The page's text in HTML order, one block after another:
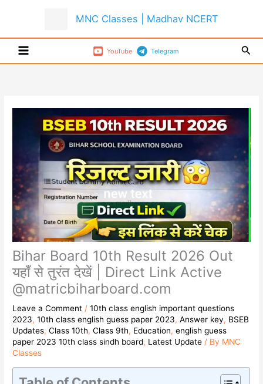
MNC Classes | Madhav NCERT
YouTube Telegram
Bihar Board 10th Result 2026 Out
यहाँ से तुरंत देखें | Direct Link Active
@matricbiharboard.com
Leave a Comment /10th class english important questions
2023,10th class english guess paper 2023,Answer key, BSEB
Updates,Class 10th,Class 9th, Education,english guess
paper 2023 10th class sindh board, Latest Update / By MNC
Classes